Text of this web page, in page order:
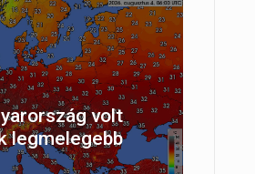
volt
legmelegebb